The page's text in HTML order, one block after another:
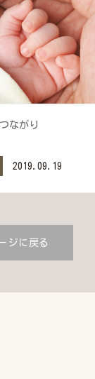
ながり
2019.09.19
ジに戻る